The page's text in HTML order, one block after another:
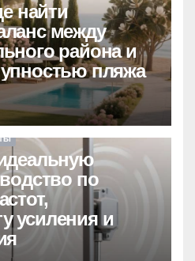
найти
между
района и
пляжа
по
усиления и